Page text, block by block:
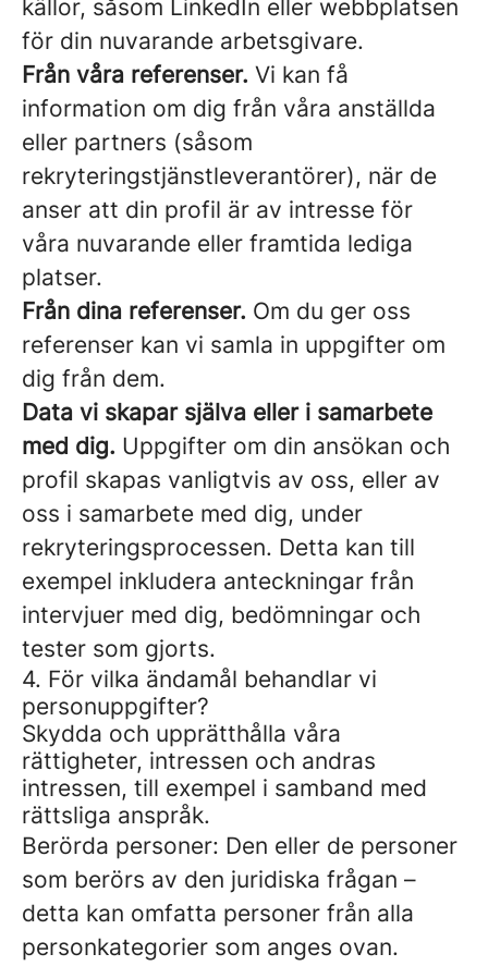
källor, såsom LinkedIn eller webbplatsen
för din nuvarande arbetsgivare.
Från våra referenser. Vi kan få
information om dig från våra anställda
eller partners (såsom
rekryteringstjänstleverantörer), när de
anser att din profil är av intresse för
våra nuvarande eller framtida lediga
platser.
Från dina referenser. Om du ger oss
referenser kan vi samla in uppgifter om
dig från dem.
Data vi skapar själva eller i samarbete
med dig. Uppgifter om din ansökan och
profil skapas vanligtvis av oss, eller av
oss i samarbete med dig, under
rekryteringsprocessen. Detta kan till
exempel inkludera anteckningar från
intervjuer med dig, bedömningar och
tester som gjorts.
4. För vilka ändamål behandlar vi
personuppgifter?
Skydda och upprätthålla våra
rättigheter, intressen och andras
intressen, till exempel i samband med
rättsliga anspråk.
Berörda personer: Den eller de personer
som berörs av den juridiska frågan –
detta kan omfatta personer från alla
personkategorier som anges ovan.